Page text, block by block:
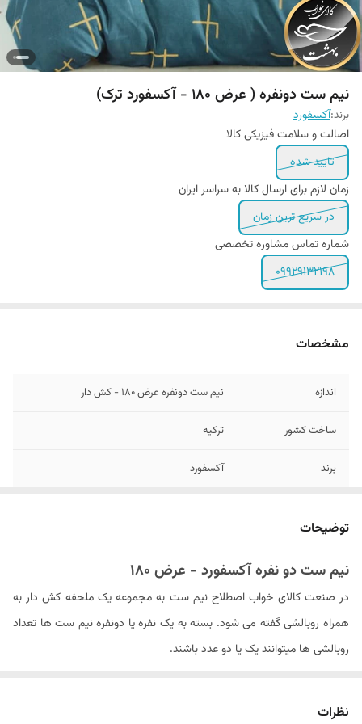
نیم ست دونفره ( عرض 180 - آکسفورد ترک)
برند:آکسفورد
اصالت و سلامت فیزیکی کالا
تایید شده
زمان لازم برای ارسال کالا به سراسر ایران
در سریع ترین زمان
شماره تماس مشاوره تخصصی
09929132198
مشخصات
اندازه نیم ست دونفره عرض ۱80 - کش دار
ساخت کشور ترکیه
برند آکسفورد
تعداد روبالشی
مدل روبالشی پاکتی
سایز روبالشی ۷۰ × ۵۰ سانتیمتر
توضیحات
نیم ست دو نفره آکسفورد - عرض ۱۸۰
در صنعت کالای خواب اصطلاح نیم ست به مجموعه یک ملحفه کش دار به
همراه روبالشی گفته می شود. بسته به یک نفره یا دونفره نیم ست ها تعداد
روبالشی ها میتوانند یک یا دو عدد باشند.
نظرات